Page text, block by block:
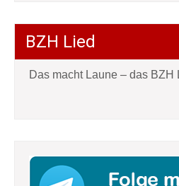
BZH Lied
Das macht Laune – das